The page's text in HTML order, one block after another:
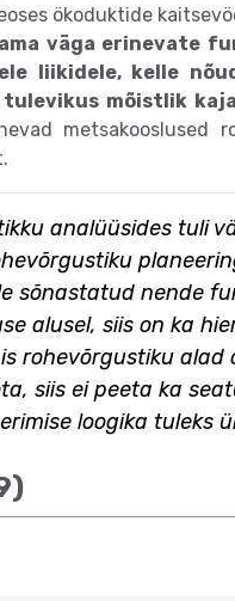
ökoduktide
väga erinevate
liikidele, kelle
mõistlik
metsakooslused
analüüsides tuli
sõnastatud nende
alusel, siis on ka
rohevõrgustiku alad
siis ei peeta ka
loogika tuleks